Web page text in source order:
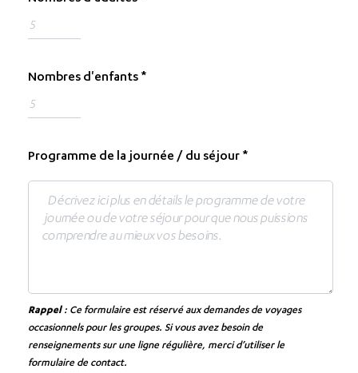
Nombres d'enfants
Programme de la journée / du séjour
Rappel: Ce formulaire est réservé aux demandes de voyages
occasionnels pour les groupes. Si vous avez besoin de
renseignements sur une ligne régulière, merci d’utiliser le
formulaire de contact.